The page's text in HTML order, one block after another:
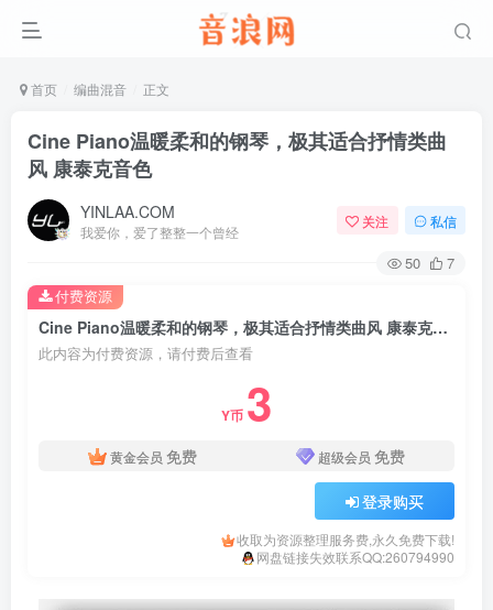
首页 编曲混音 正文
Cine Piano温暖柔和的钢琴，极其适合抒情类曲
风 康泰克音色
YINLAA.COM
我爱你，爱了整整一个曾经
关注 私信
50 7
Cine Piano温暖柔和的钢琴，极其适合抒情类曲风 康泰克音色
此内容为付费资源，请付费后查看
Y币 3
黄金会员 免费 超级会员 免费
登录购买
收取为资源整理服务费,永久免费下载!
网盘链接失效联系QQ:260794990
付费资源